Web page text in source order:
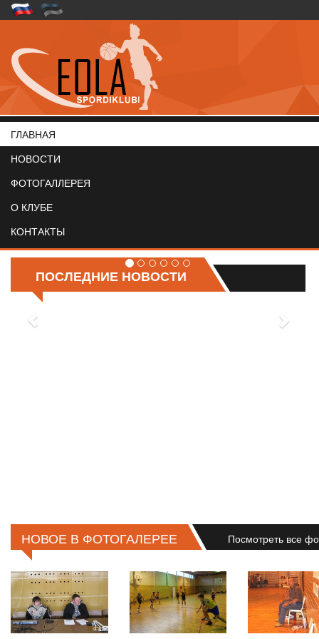
ГЛАВНАЯ
НОВОСТИ
ФОТОГАЛЛЕРЕЯ
О КЛУБЕ
КОНТАКТЫ
ПОСЛЕДНИЕ НОВОСТИ
Выпускной 2026 год.
НОВОЕ В ФОТОГАЛЕРЕЕ Посмотреть все